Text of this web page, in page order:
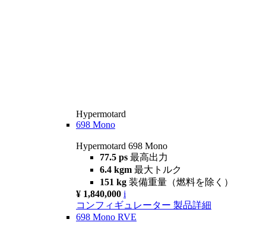
Hypermotard
698 Mono
Hypermotard 698 Mono
77.5 ps 最高出力
6.4 kgm 最大トルク
151 kg 装備重量（燃料を除く）
¥ 1,840,000 i
コンフィギュレーター 製品詳細
698 Mono RVE